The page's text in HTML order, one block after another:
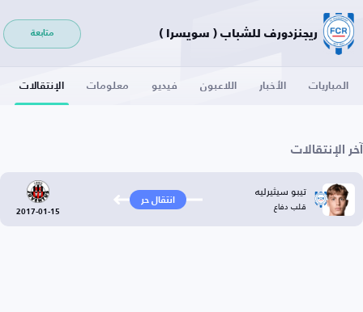
ريجنزدورف للشباب ( سويسرا ) متابعة
المباريات الأخبار اللاعبون فيديو معلومات الإنتقالات
آخر الإنتقالات
تيبو سيثيرليه
قلب دفاع انتقال حر
2017-01-15